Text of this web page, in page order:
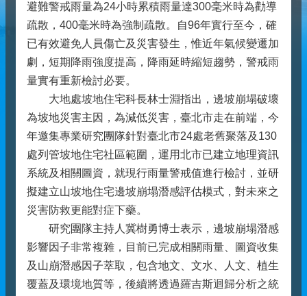
避難警戒雨量為24小時累積雨量達300毫米時為勸導
疏散，400毫米時為強制疏散。自96年實行至今，確
已有效避免人員傷亡及災害發生，惟近年氣候變遷加
劇，短期降雨強度提高，降雨延時縮短趨勢，警戒雨
量實有重新檢討必要。
大地處坡地住宅科長林士淵指出，邊坡崩塌破壞
為坡地災害主因，為減低災害，臺北市走在前端，今
年邀集專業研究團隊針對臺北市24處老舊聚落及130
處列管坡地住宅社區範圍，運用北市已建立地理資訊
系統及相關圖資，就現行雨量警戒值進行檢討，並研
擬建立山坡地住宅邊坡崩塌潛感評估模式，對未來之
災害防救更能對症下藥。
研究團隊主持人冀樹勇博士表示，邊坡崩塌潛感
影響因子非常複雜，目前已完成相關雨量、圖資收集
及山崩潛感因子萃取，包含地文、文水、人文、植生
覆蓋及環境地質等，後續將透過羅吉斯迴歸分析之統